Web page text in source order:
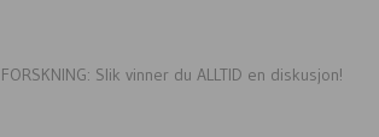
FORSKNING: Slik vinner du ALLTID en diskusjon!